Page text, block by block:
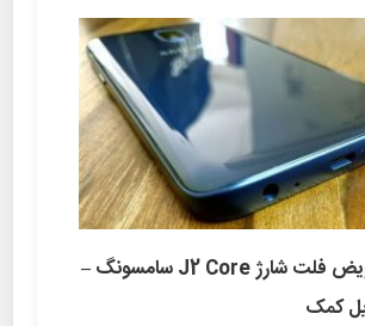
تعمیر یا تعویض فلت شارژ J2 Core سامسونگ –